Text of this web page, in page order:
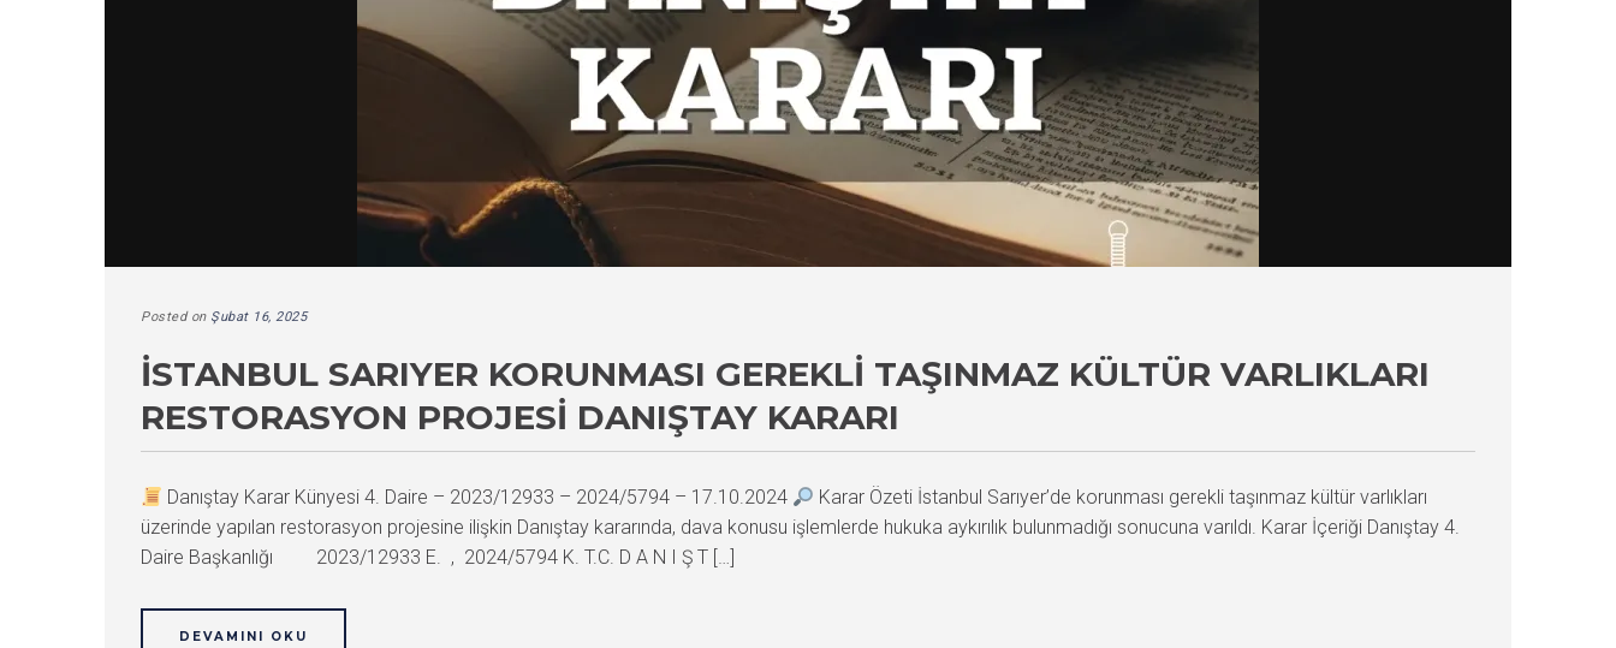
Posted on Şubat 16, 2025
İSTANBUL SARIYER KORUNMASI GEREKLI TAŞINMAZ KÜLTÜR VARLIKLARI
RESTORASYON PROJESI DANIŞTAY KARARI
Danıştay Karar Künyesi 4. Daire – 2023/12933 – 2024/5794 – 17.10.2024
Karar Özeti İstanbul Sarıyer’de korunması gerekli taşınmaz kültür varlıkları
üzerinde yapılan restorasyon projesine ilişkin Danıştay kararında, dava konusu işlemlerde hukuka aykırılık bulunmadığı sonucuna varıldı. Karar İçeriği Danıştay 4.
Daire Başkanlığı 2023/12933 E. , 2024/5794 K. T.C. D A N I Ş T […]
DEVAMINI OKU